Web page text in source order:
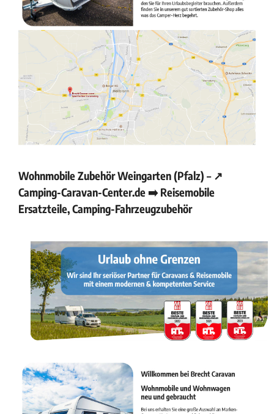
Wohnmobile Zubehör Weingarten (Pfalz) – ↗️
Camping-Caravan-Center.de ➡️ Reisemobile
Ersatzteile, Camping-Fahrzeugzubehör